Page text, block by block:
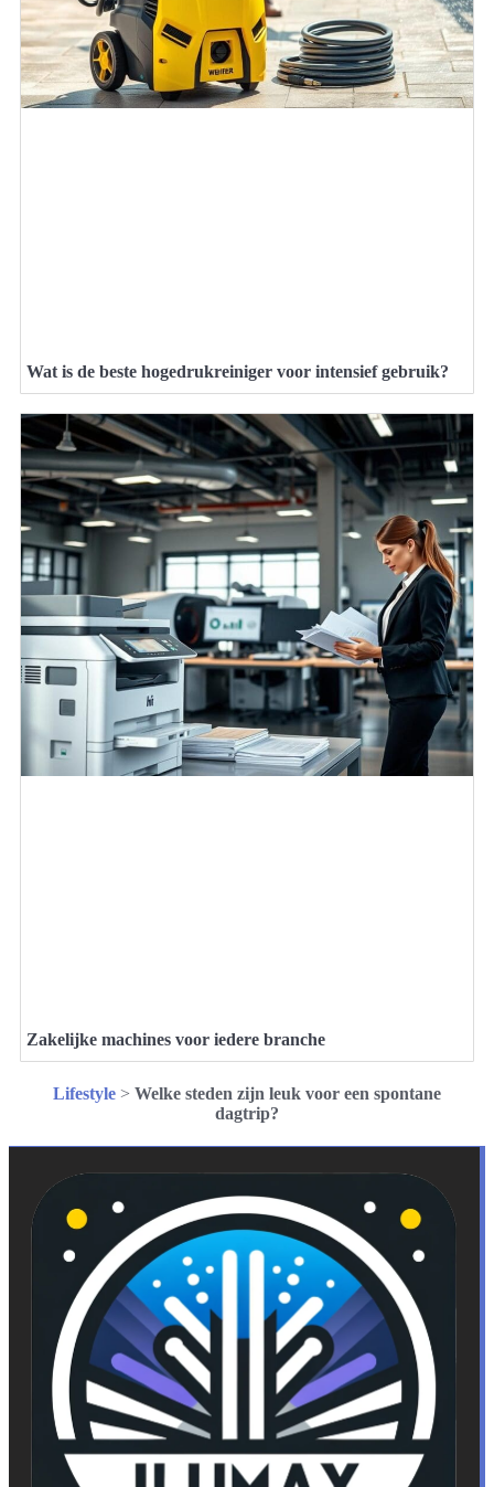
Wat is de beste hogedrukreiniger voor intensief gebruik?
Zakelijke machines voor iedere branche
Lifestyle > Welke steden zijn leuk voor een spontane
dagtrip?